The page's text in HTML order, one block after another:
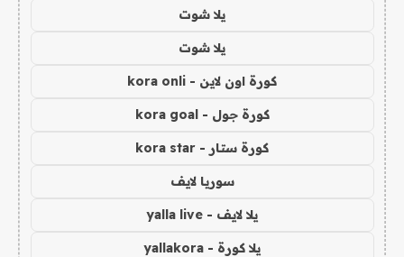
يلا شوت
يلا شوت
كورة اون لاين - kora onli
كورة جول - kora goal
كورة ستار - kora star
سوريا لايف
يلا لايف - yalla live
يلا كورة - yallakora